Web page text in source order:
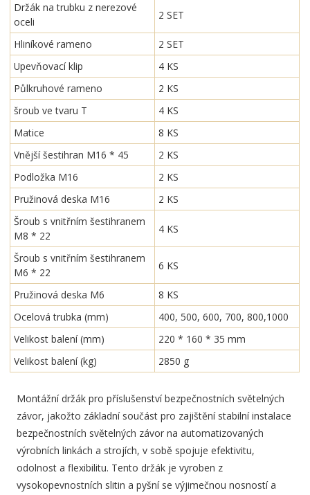
Držák na trubku z nerezové
oceli
2 SET
Hliníkové rameno
2 SET
Upevňovací klip
4 KS
Půlkruhové rameno
2 KS
šroub ve tvaru T
4 KS
Matice
8 KS
Vnější šestihran M16 * 45
2 KS
Podložka M16
2 KS
Pružinová deska M16
2 KS
Šroub s vnitřním šestihranem
M8 * 22
4 KS
Šroub s vnitřním šestihranem
M6 * 22
6 KS
Pružinová deska M6
8 KS
Ocelová trubka (mm)
400, 500, 600, 700, 800,1000
Velikost balení (mm)
220 * 160 * 35 mm
Velikost balení (kg)
2850 g
Montážní držák pro příslušenství bezpečnostních světelných
závor, jakožto základní součást pro zajištění stabilní instalace
bezpečnostních světelných závor na automatizovaných
výrobních linkách a strojích, v sobě spojuje efektivitu,
odolnost a flexibilitu. Tento držák je vyroben z
vysokopevnostních slitin a pyšní se výjimečnou nosností a